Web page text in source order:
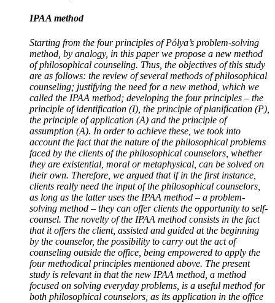
IPAA method
Starting from the four principles of Pólya’s problem-solving
method, by analogy, in this paper we propose a new method
of philosophical counseling. Thus, the objectives of this study
are as follows: the review of several methods of philosophical
counseling; justifying the need for a new method, which we
called the IPAA method; developing the four principles – the
principle of identification (I), the principle of planification (P),
the principle of application (A) and the principle of
assumption (A). In order to achieve these, we took into
account the fact that the nature of the philosophical problems
faced by the clients of the philosophical counselors, whether
they are existential, moral or metaphysical, can be solved on
their own. Therefore, we argued that if in the first instance,
clients really need the input of the philosophical counselors,
as long as the latter uses the IPAA method – a problem-
solving method – they can offer clients the opportunity to self-
counsel. The novelty of the IPAA method consists in the fact
that it offers the client, assisted and guided at the beginning
by the counselor, the possibility to carry out the act of
counseling outside the office, being empowered to apply the
four methodical principles mentioned above. The present
study is relevant in that the new IPAA method, a method
focused on solving everyday problems, is a useful method for
both philosophical counselors, as its application in the office